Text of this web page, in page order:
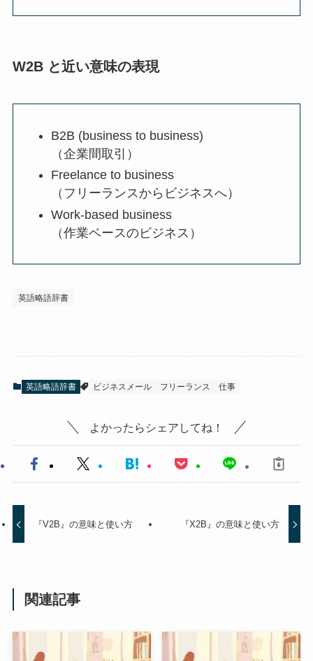
W2B と近い意味の表現
B2B (business to business)
（企業間取引）
Freelance to business
（フリーランスからビジネスへ）
Work-based business
（作業ベースのビジネス）
英語略語辞書
英語略語辞書 ビジネスメール フリーランス 仕事
よかったらシェアしてね！
『V2B』の意味と使い方 『X2B』の意味と使い方
関連記事